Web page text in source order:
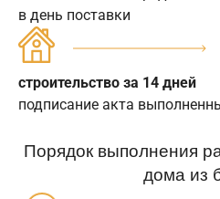
в день поставки
строительство за 14 дней
подписание акта
Порядок выполнения
дома из